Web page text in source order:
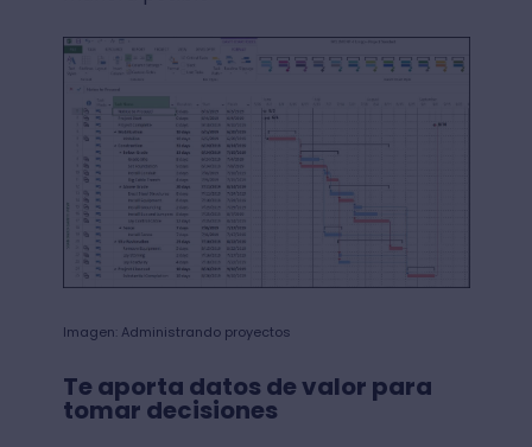
Imagen: Administrando proyectos
Te aporta datos de valor para
tomar decisiones